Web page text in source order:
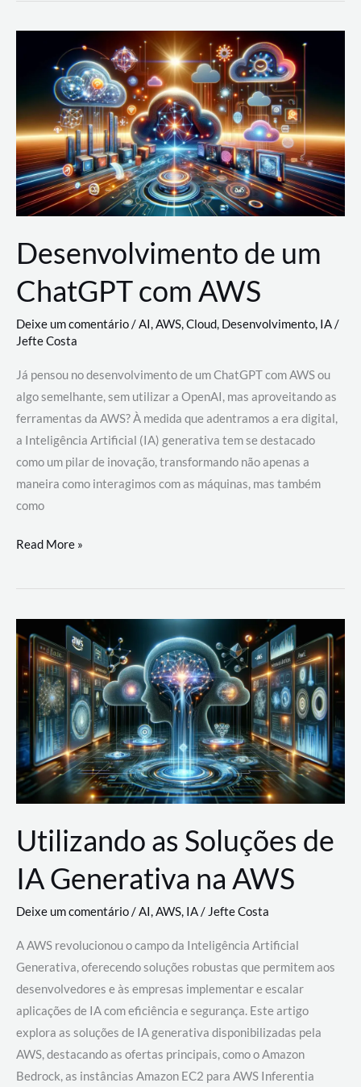
Nuvem:
Google
Cloud,
AWS
e
Azure
Desenvolvimento de um
ChatGPT com AWS
Deixe um comentário/AI,AWS,Cloud, Desenvolvimento, IA/
Jefte Costa
Já pensou no desenvolvimento de um ChatGPT com AWS ou
algo semelhante, sem utilizar a OpenAI, mas aproveitando as
ferramentas da AWS? À medida que adentramos a era digital,
a Inteligência Artificial (IA) generativa tem se destacado
como um pilar de inovação, transformando não apenas a
maneira como interagimos com as máquinas, mas também
como
Desenvolvimento
um
com
AWS
Read More »
Utilizando as Soluções de
IA Generativa na AWS
Deixe um comentário/AI,AWS, IA/Jefte Costa
A AWS revolucionou o campo da Inteligência Artificial
Generativa, oferecendo soluções robustas que permitem aos
desenvolvedores e às empresas implementar e escalar
aplicações de IA com eficiência e segurança. Este artigo
explora as soluções de IA generativa disponibilizadas pela
AWS, destacando as ofertas principais, como o Amazon
Bedrock, as instâncias Amazon EC2 para AWS Inferentia